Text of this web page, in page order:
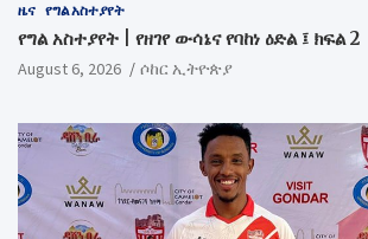
ዜና የግል አስተያየት
የግል አስተያየት | የዘገየ ውሳኔና የባከነ ዕድል ፤ ክፍል 2
August 6, 2026 ሶከር ኢትዮጵያ